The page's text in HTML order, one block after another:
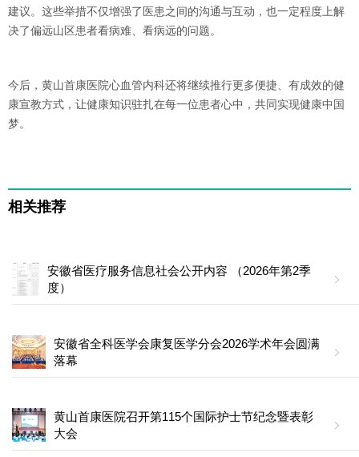
建议。这些举措不仅增强了医患之间的沟通与互动，也一定程度上解
决了偏远山区患者看病难、看病远的问题。
今后，黄山首康医院心血管内科还将继续推行更多便捷、有成效的健
康宣教方式，让健康知识驻扎在每一位患者心中，共同实现健康中国
梦。
相关推荐
安徽省医疗服务信息社会公开内容 （2026年第2季
度）
安徽省全科医学会康复医学分会2026学术年会圆满
落幕
黄山首康医院召开第115个国际护士节纪念暨表彰
大会